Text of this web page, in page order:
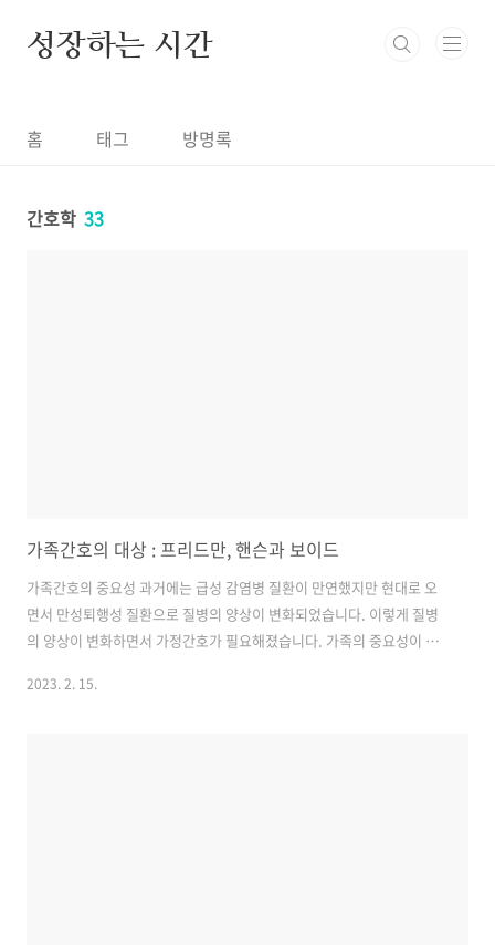
성장하는 시간
홈 태그 방명록
간호학 33
가족간호의 대상 : 프리드만, 핸슨과 보이드
가족간호의 중요성 과거에는 급성 감염병 질환이 만연했지만 현대로 오
면서 만성퇴행성 질환으로 질병의 양상이 변화되었습니다. 이렇게 질병
의 양상이 변화하면서 가정간호가 필요해졌습니다. 가족의 중요성이 증
가 변하여 가족의 삶의 질이 저하되는 문제들이 발생하게 되었습니다. 특
2023. 2. 15.